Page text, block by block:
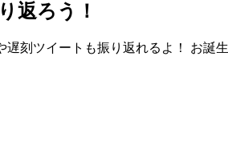
返ろう！
遅刻ツイートも振り返れるよ！ お誕